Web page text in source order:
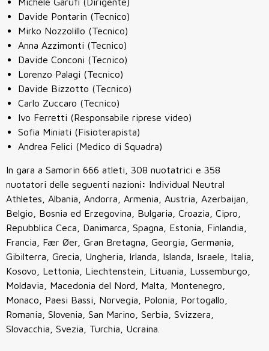
Davide Pontarin (Tecnico)
Mirko Nozzolillo (Tecnico)
Anna Azzimonti (Tecnico)
Davide Conconi (Tecnico)
Lorenzo Palagi (Tecnico)
Davide Bizzotto (Tecnico)
Carlo Zuccaro (Tecnico)
Ivo Ferretti (Responsabile riprese video)
Sofia Miniati (Fisioterapista)
Andrea Felici (Medico di Squadra)
In gara a Samorin 666 atleti, 308 nuotatrici e 358
nuotatori delle seguenti nazioni: Individual Neutral
Athletes, Albania, Andorra, Armenia, Austria, Azerbaijan,
Belgio, Bosnia ed Erzegovina, Bulgaria, Croazia, Cipro,
Repubblica Ceca, Danimarca, Spagna, Estonia, Finlandia,
Francia, Fær Øer, Gran Bretagna, Georgia, Germania,
Gibilterra, Grecia, Ungheria, Irlanda, Islanda, Israele, Italia,
Kosovo, Lettonia, Liechtenstein, Lituania, Lussemburgo,
Moldavia, Macedonia del Nord, Malta, Montenegro,
Monaco, Paesi Bassi, Norvegia, Polonia, Portogallo,
Romania, Slovenia, San Marino, Serbia, Svizzera,
Slovacchia, Svezia, Turchia, Ucraina.